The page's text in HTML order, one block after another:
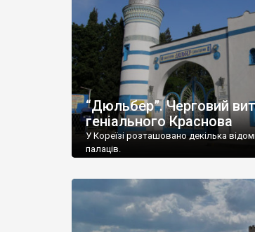
“Дюльбер”. Черговий
геніального Краснова
У Кореїзі розташовано декілька
палаців.